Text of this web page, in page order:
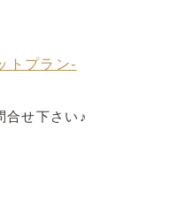
トプラン-
合せ下さい♪